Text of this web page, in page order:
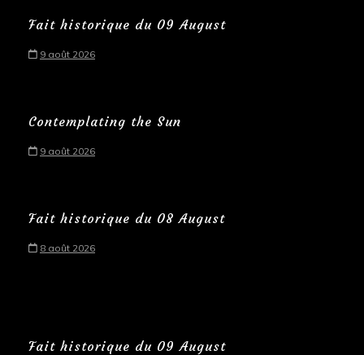
Fait historique du 09 August
9 août 2026
Contemplating the Sun
9 août 2026
Fait historique du 08 August
8 août 2026
Fait historique du 09 August